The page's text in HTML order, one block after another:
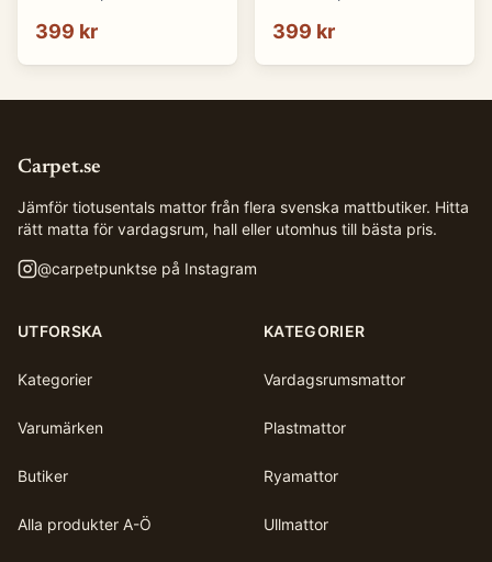
399 kr 399 kr
Carpet.se
Jämför tiotusentals mattor från flera svenska mattbutiker. Hitta
rätt matta för vardagsrum, hall eller utomhus till bästa pris.
@carpetpunktse på Instagram
UTFORSKA
Kategorier
Varumärken
Butiker
Alla produkter A-Ö
KATEGORIER
Vardagsrumsmattor
Plastmattor
Ryamattor
Ullmattor